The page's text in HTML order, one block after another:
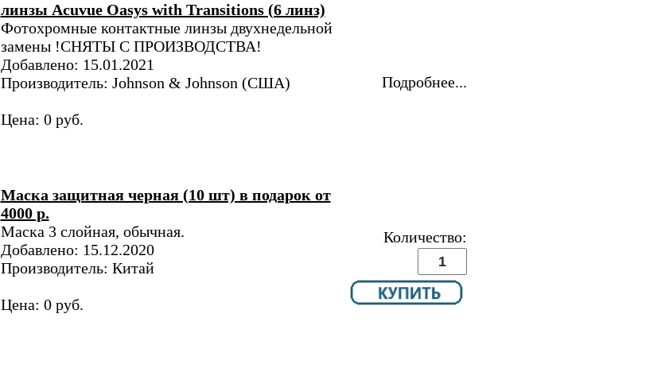
линзы Acuvue Oasys with Transitions (6 линз)
Фотохромные контактные линзы двухнедельной
замены !СНЯТЫ С ПРОИЗВОДСТВА!
Добавлено: 15.01.2021
Производитель: Johnson & Johnson (США)
Цена: 0 руб.
Подробнее...
Маска защитная черная (10 шт) в подарок от
4000 р.
Маска 3 слойная, обычная.
Добавлено: 15.12.2020
Производитель: Китай
Цена: 0 руб.
Количество: